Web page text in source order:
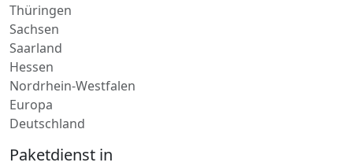
Thüringen
Sachsen
Saarland
Hessen
Nordrhein-Westfalen
Europa
Deutschland
Paketdienst in